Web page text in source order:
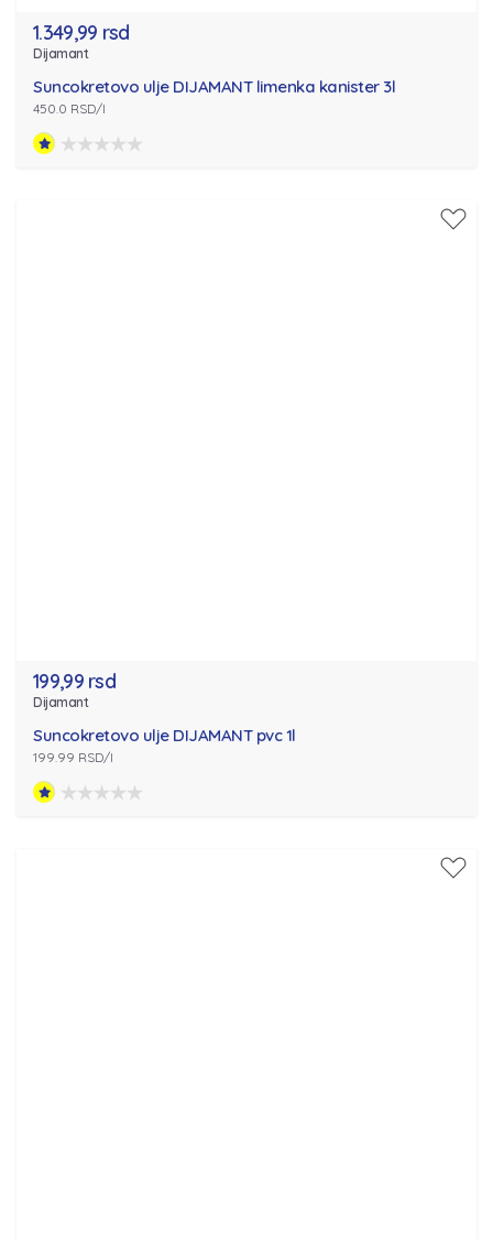
1.349,99 rsd
Dijamant
Suncokretovo ulje DIJAMANT limenka kanister 3l
450.0 RSD/l
199,99 rsd
Dijamant
Suncokretovo ulje DIJAMANT pvc 1l
199.99 RSD/l